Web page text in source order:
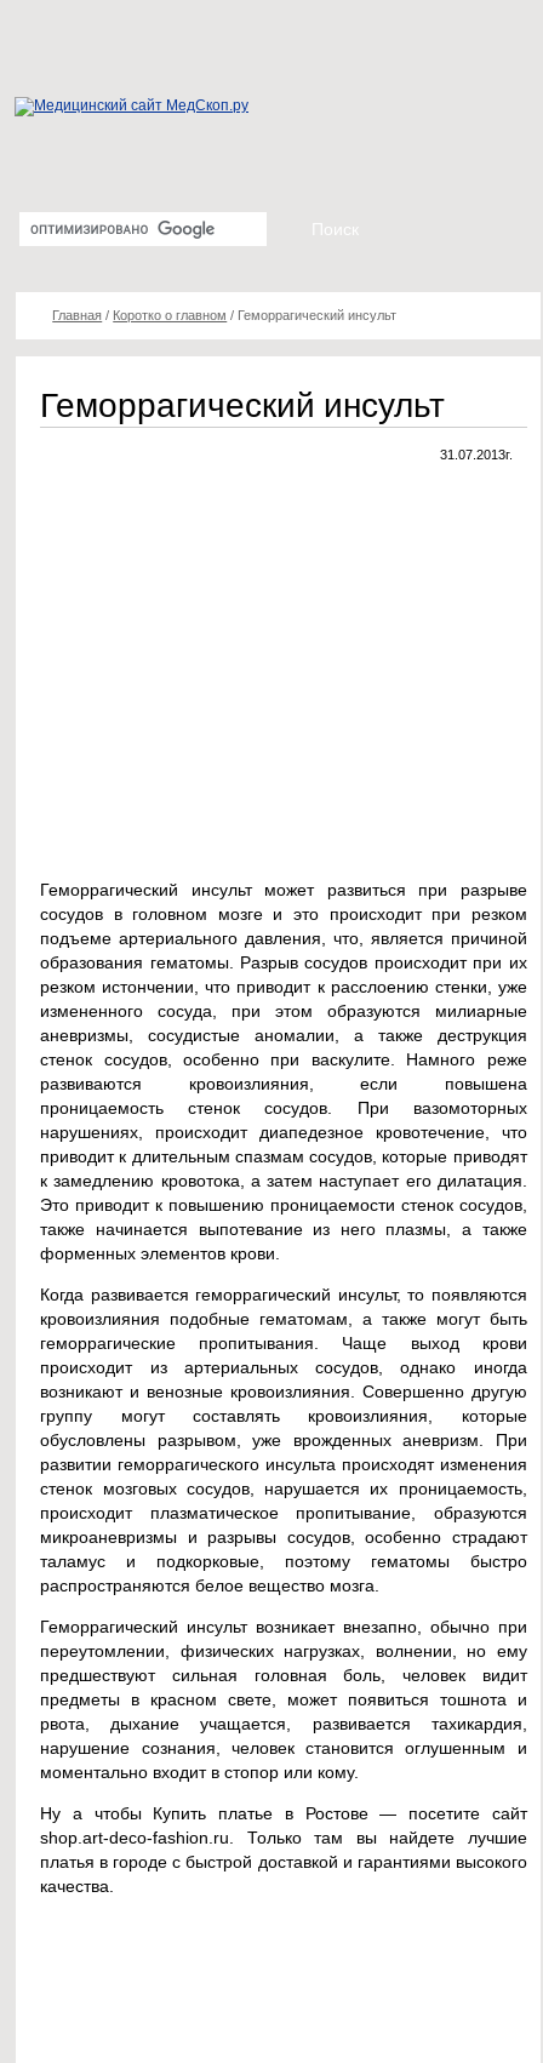
Главная / Коротко о главном / Геморрагический инсульт
Геморрагический инсульт
31.07.2013г.
Геморрагический инсульт может развиться при разрыве
сосудов в головном мозге и это происходит при резком
подъеме артериального давления, что, является причиной
образования гематомы. Разрыв сосудов происходит при их
резком истончении, что приводит к расслоению стенки, уже
измененного сосуда, при этом образуются милиарные
аневризмы, сосудистые аномалии, а также деструкция
стенок сосудов, особенно при васкулите. Намного реже
развиваются кровоизлияния, если повышена
проницаемость стенок сосудов. При вазомоторных
нарушениях, происходит диапедезное кровотечение, что
приводит к длительным спазмам сосудов, которые приводят
к замедлению кровотока, а затем наступает его дилатация.
Это приводит к повышению проницаемости стенок сосудов,
также начинается выпотевание из него плазмы, а также
форменных элементов крови.
Когда развивается геморрагический инсульт, то появляются
кровоизлияния подобные гематомам, а также могут быть
геморрагические пропитывания. Чаще выход крови
происходит из артериальных сосудов, однако иногда
возникают и венозные кровоизлияния. Совершенно другую
группу могут составлять кровоизлияния, которые
обусловлены разрывом, уже врожденных аневризм. При
развитии геморрагического инсульта происходят изменения
стенок мозговых сосудов, нарушается их проницаемость,
происходит плазматическое пропитывание, образуются
микроаневризмы и разрывы сосудов, особенно страдают
таламус и подкорковые, поэтому гематомы быстро
распространяются белое вещество мозга.
Геморрагический инсульт возникает внезапно, обычно при
переутомлении, физических нагрузках, волнении, но ему
предшествуют сильная головная боль, человек видит
предметы в красном свете, может появиться тошнота и
рвота, дыхание учащается, развивается тахикардия,
нарушение сознания, человек становится оглушенным и
моментально входит в стопор или кому.
Ну а чтобы Купить платье в Ростове — посетите сайт
shop.art-deco-fashion.ru. Только там вы найдете лучшие
платья в городе с быстрой доставкой и гарантиями высокого
качества.